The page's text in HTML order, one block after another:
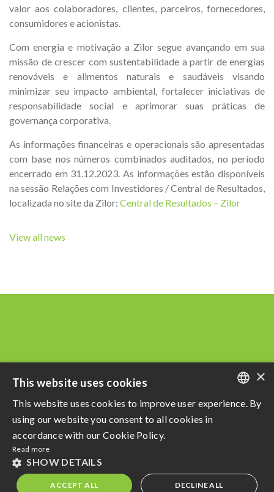
valor aos colaboradores, clientes, parceiros, fornecedores,
consumidores e acionistas.
Com energia e motivação a Zilor segue avançando em sua
missão de crescer com sustentabilidade a partir de energias
renováveis e alimentos naturais e saudáveis visando
minimizar seu impacto ambiental, fortalecer iniciativas de
responsabilidade social e aprimorar suas práticas de
governança corporativa.
As informações financeiras e operacionais são apresentadas
com base nos números combinados auditados, no período
encerrado em 31.12.2023. As informações estão disponíveis
na sessão Relações com Investidores / Central de Resultados,
localizada no site da Zilor: Central de Resultados – Zilor
View all news
Razão Social: Açucareira Quatá S.A
CNPJ da Matriz: 60.855.574/0001-73
privacy policy
Powered by MZ
PORTUGUESE
×
This website uses cookies
This website uses cookies to improve user experience. By
using our website you consent to all cookies in
accordance with our Cookie Policy.
Read more
SHOW DETAILS
ACCEPT ALL DECLINE ALL